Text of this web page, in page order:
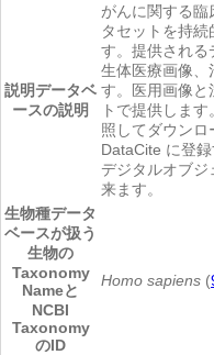
説明データベ
ースの説明
がんに関する
タセットを持
す。提供される
生体医療画像、
す。医用画像と
トで提供しま
照してダウン
DataCite に登
デジタルオブジ
来ます。
生物種データ
ベースが扱う
生物の
Taxonomy
Nameと
NCBI
Taxonomy
のID
Homo sapiens (